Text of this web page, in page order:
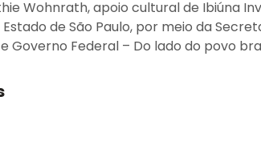
Wohnrath, apoio cultural de Ibiúna
de São Paulo, por meio da
Governo Federal – Do lado do povo